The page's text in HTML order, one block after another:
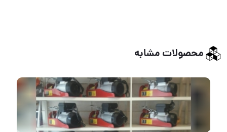
محصولات مشابه